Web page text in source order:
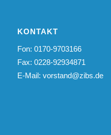
KONTAKT
Fon: 0170-9703166
Fax: 0228-92934871
E-Mail: vorstand@zibs.de